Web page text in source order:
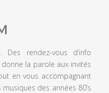
Des rendez-vous d’info
la parole aux invités
en vous accompagnant
des années 80’s